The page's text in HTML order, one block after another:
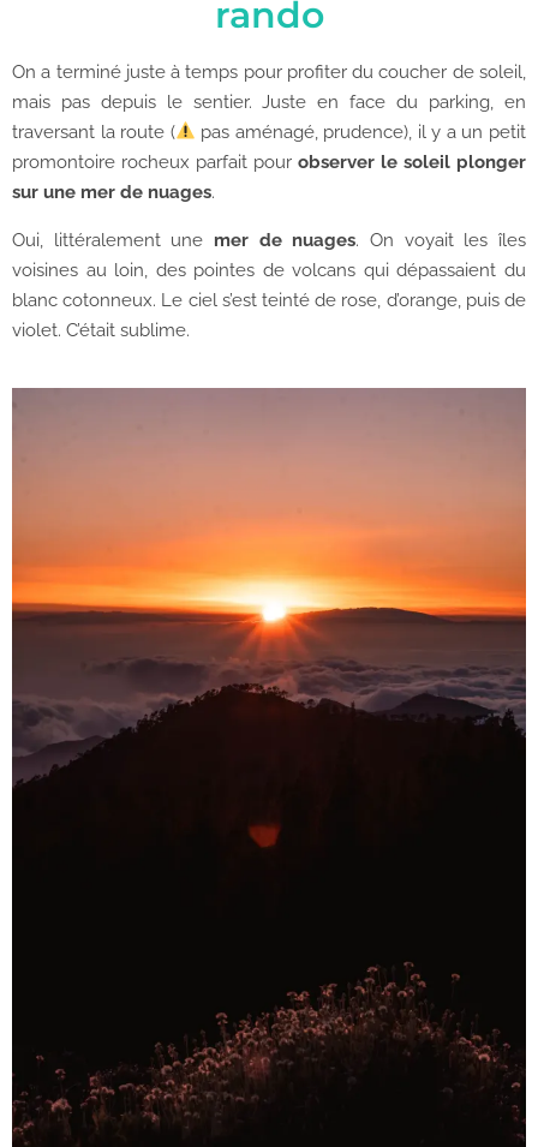
rando
On a terminé juste à temps pour profiter du coucher de soleil,
mais pas depuis le sentier. Juste en face du parking, en
traversant la route (
pas aménagé, prudence), il y a un petit
promontoire rocheux parfait pour observer le soleil plonger
sur une mer de nuages.
Oui, littéralement une mer de nuages. On voyait les îles
voisines au loin, des pointes de volcans qui dépassaient du
blanc cotonneux. Le ciel s’est teinté de rose, d’orange, puis de
violet. C’était sublime.